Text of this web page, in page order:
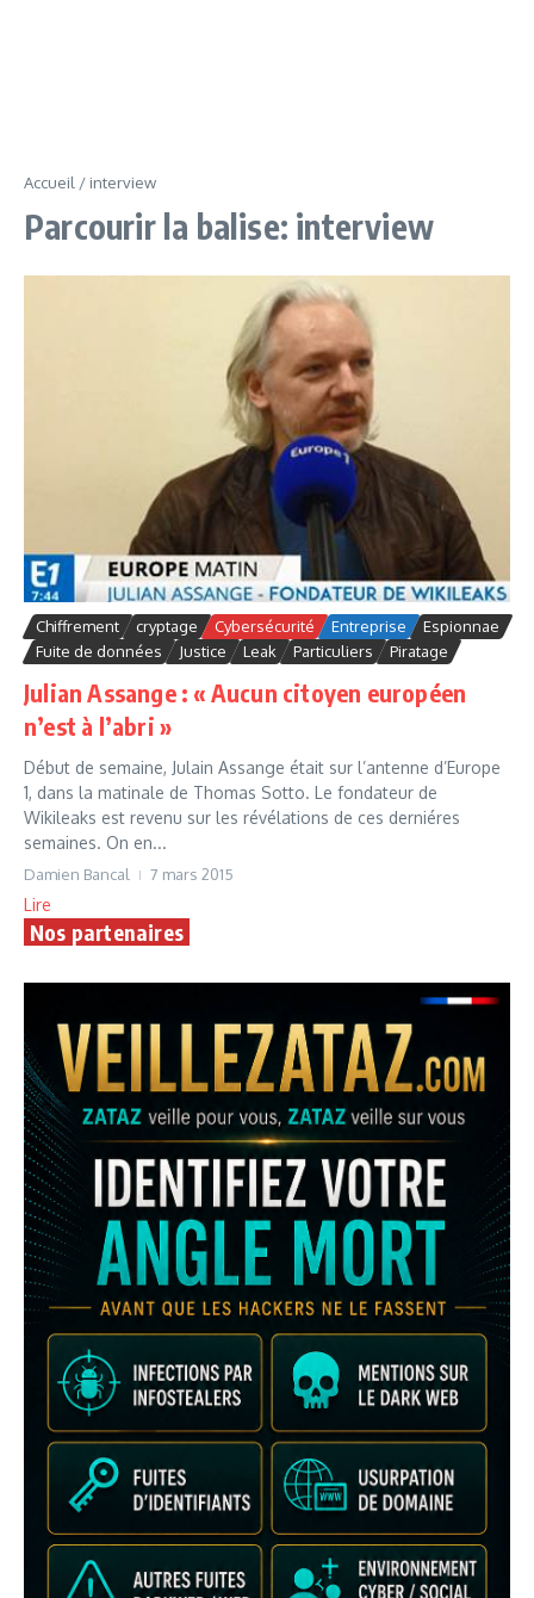
Accueil / interview
Parcourir la balise: interview
Chiffrement cryptage Cybersécurité Entreprise
Espionnae
Fuite de données
Justice Leak Particuliers Piratage
Julian Assange : « Aucun citoyen européen
n’est à l’abri »
Début de semaine, Julain Assange était sur l’antenne d’Europe
1, dans la matinale de Thomas Sotto. Le fondateur de
Wikileaks est revenu sur les révélations de ces derniéres
semaines. On en...
Damien Bancal 7 mars 2015
Lire
Nos partenaires